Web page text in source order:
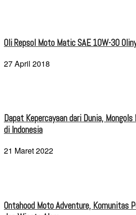
Oli Repsol Moto Matic SAE 10W-30
27 April 2018
Dapat Kepercayaan dari Dunia, Mongols
di Indonesia
21 Maret 2022
Ontahood Moto Adventure, Komunitas